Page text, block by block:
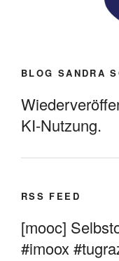
BLOG SANDRA
KI-Nutzung.
RSS FEED
[mooc]
#imoox